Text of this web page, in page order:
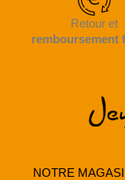
Retour et
remboursement
NOTRE